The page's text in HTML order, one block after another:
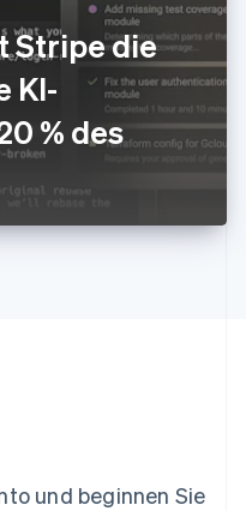
Stripe die
KI-
% des
und beginnen Sie